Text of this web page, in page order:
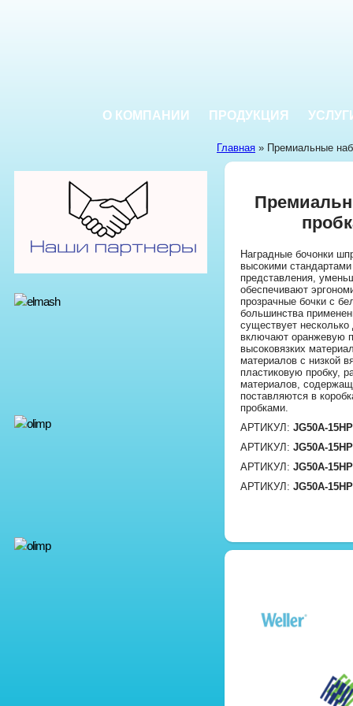
О КОМПАНИИ ПРОДУКЦИЯ
Главная » Премиальные
Наградные бочонки
высокими
представления,
обеспечивают
прозрачные бочки с
большинства
существует несколько
включают оранжевую
высоковязких
материалов с низкой
пластиковую пробку,
материалов,
поставляются в
пробками.
АРТИКУЛ: JG50A-15HP
АРТИКУЛ: JG50A-
АРТИКУЛ: JG50A-
АРТИКУЛ: JG50A-